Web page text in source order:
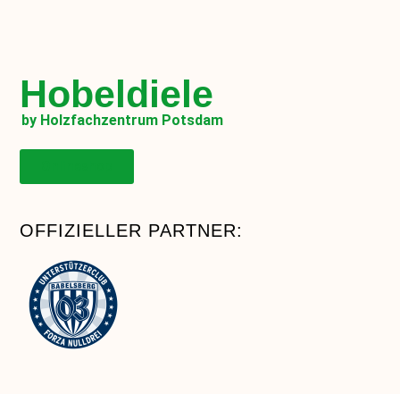
Hobeldiele
by Holzfachzentrum Potsdam
OFFIZIELLER PARTNER: